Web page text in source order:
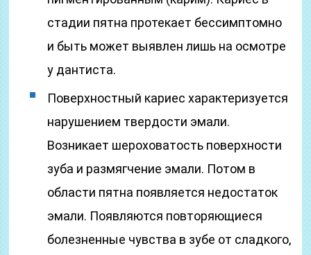
стадии пятна протекает бессимптомно
и быть может выявлен лишь на осмотре
у дантиста.
Поверхностный кариес характеризуется
нарушением твердости эмали.
Возникает шероховатость поверхности
зуба и размягчение эмали. Потом в
области пятна появляется недостаток
эмали. Появляются повторяющиеся
болезненные чувства в зубе от сладкого,